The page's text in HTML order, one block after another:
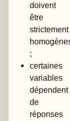
doivent
être
strictement
;
certaines
variables
dépendent
de
réponses